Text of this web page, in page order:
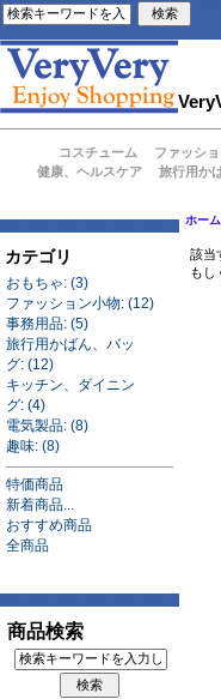
コスチューム ファッシ
健康、ヘルスケア
旅行用か
カテゴリ
おもちゃ: (3)
ファッション小物: (12)
事務用品: (5)
旅行用かばん、バッ
グ: (12)
キッチン、ダイニン
グ: (4)
電気製品: (8)
趣味: (8)
特価商品
新着商品...
おすすめ商品
全商品
商品検索
ホーム
該当
もし